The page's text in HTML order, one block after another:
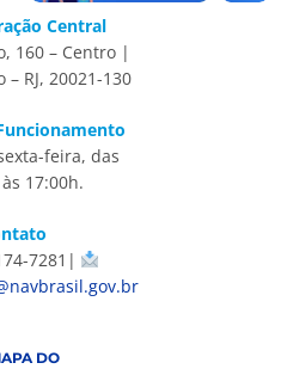
Central
160 – Centro |
– RJ, 20021-130
feira, das
17:00h.
7281|
DO